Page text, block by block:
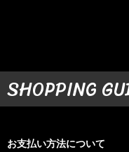
SHOPPING
お支払い方法について